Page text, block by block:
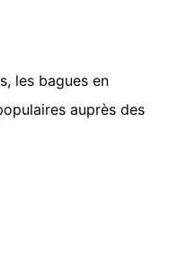
les bagues en
auprès des